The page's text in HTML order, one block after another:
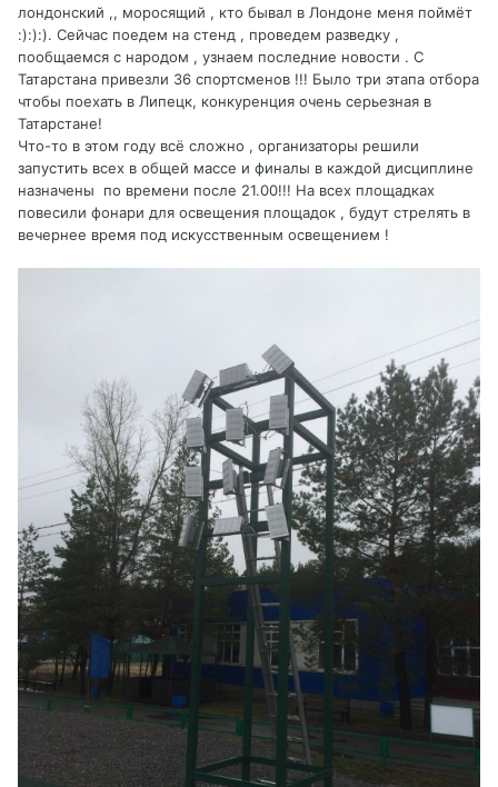
лондонский ,, моросящий , кто бывал в Лондоне меня поймёт
:):):). Сейчас поедем на стенд , проведем разведку ,
пообщаемся с народом , узнаем последние новости . С
Татарстана привезли 36 спортсменов !!! Было три этапа отбора
чтобы поехать в Липецк, конкуренция очень серьезная в
Татарстане!
Что-то в этом году всё сложно , организаторы решили
запустить всех в общей массе и финалы в каждой дисциплине
назначены по времени после 21.00!!! На всех площадках
повесили фонари для освещения площадок , будут стрелять в
вечернее время под искусственным освещением !